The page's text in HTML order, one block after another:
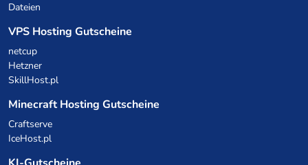
Dateien
VPS Hosting Gutscheine
netcup
Hetzner
SkillHost.pl
Minecraft Hosting Gutscheine
Craftserve
IceHost.pl